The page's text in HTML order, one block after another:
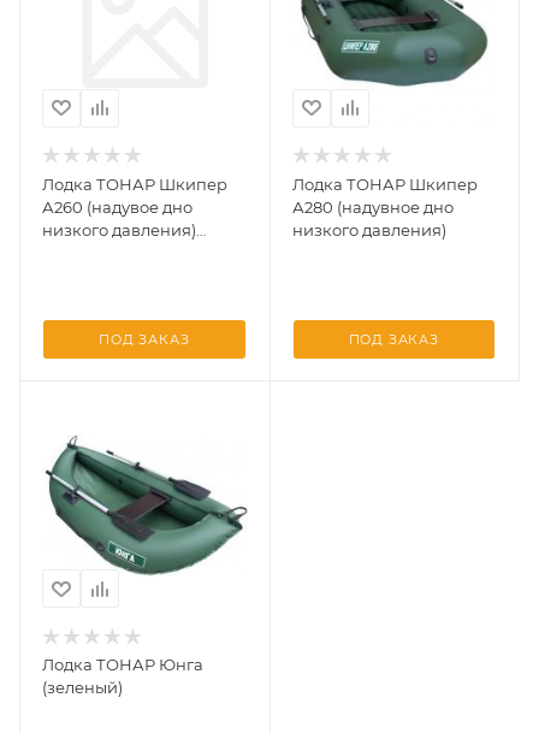
Лодка ТОНАР Шкипер
А260 (надувое дно
низкого давления)
ПОД ЗАКАЗ
Лодка ТОНАР Шкипер
А280 (надувное дно
низкого давления)
ПОД ЗАКАЗ
Лодка ТОНАР Юнга
(зеленый)